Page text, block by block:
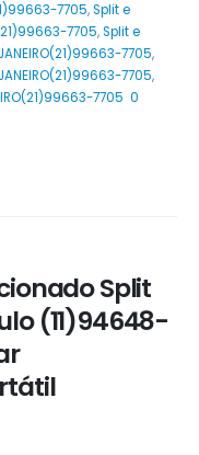
7705,Split e
7705,Split e
7705,
7705,
7705 0
Split
(11)94648-